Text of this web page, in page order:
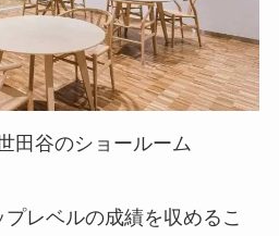
田谷のショールーム
プレベルの成績を収めるこ